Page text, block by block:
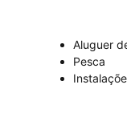
Aluguer
Pesca